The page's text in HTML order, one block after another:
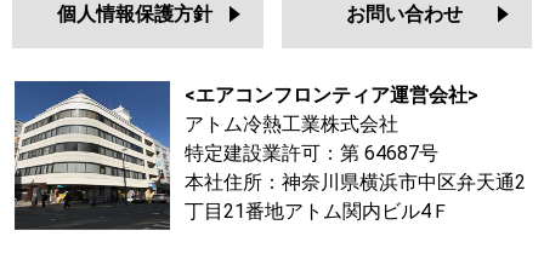
個人情報保護方針 お問い合わせ
<エアコンフロンティア運営会社>
アトム冷熱工業株式会社
特定建設業許可：第 64687号
本社住所：神奈川県横浜市中区弁天通2
丁目21番地アトム関内ビル4Ｆ